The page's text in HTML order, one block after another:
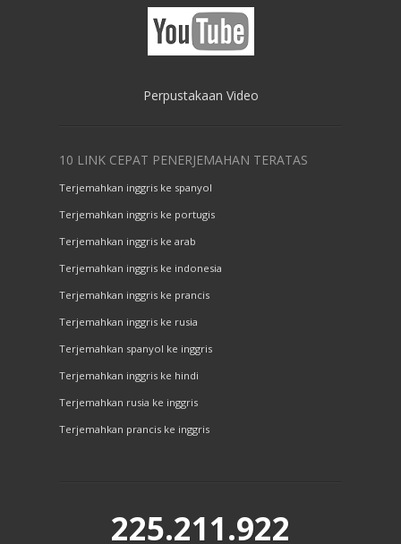
Perpustakaan Video
10 LINK CEPAT PENERJEMAHAN TERATAS
Terjemahkan inggris ke spanyol
Terjemahkan inggris ke portugis
Terjemahkan inggris ke arab
Terjemahkan inggris ke indonesia
Terjemahkan inggris ke prancis
Terjemahkan inggris ke rusia
Terjemahkan spanyol ke inggris
Terjemahkan inggris ke hindi
Terjemahkan rusia ke inggris
Terjemahkan prancis ke inggris
225.211.922